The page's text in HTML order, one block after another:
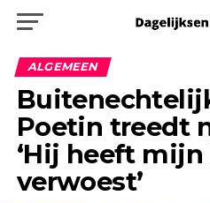
ALGEMEEN
Poetin treedt
‘Hij heeft mijn
verwoest’